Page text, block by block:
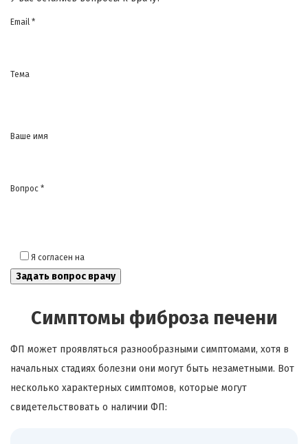
Email *
Тема
Ваше имя
Вопрос *
Я согласен на
Симптомы фиброза печени
ФП может проявляться разнообразными симптомами, хотя в
начальных стадиях болезни они могут быть незаметными. Вот
несколько характерных симптомов, которые могут
свидетельствовать о наличии ФП: